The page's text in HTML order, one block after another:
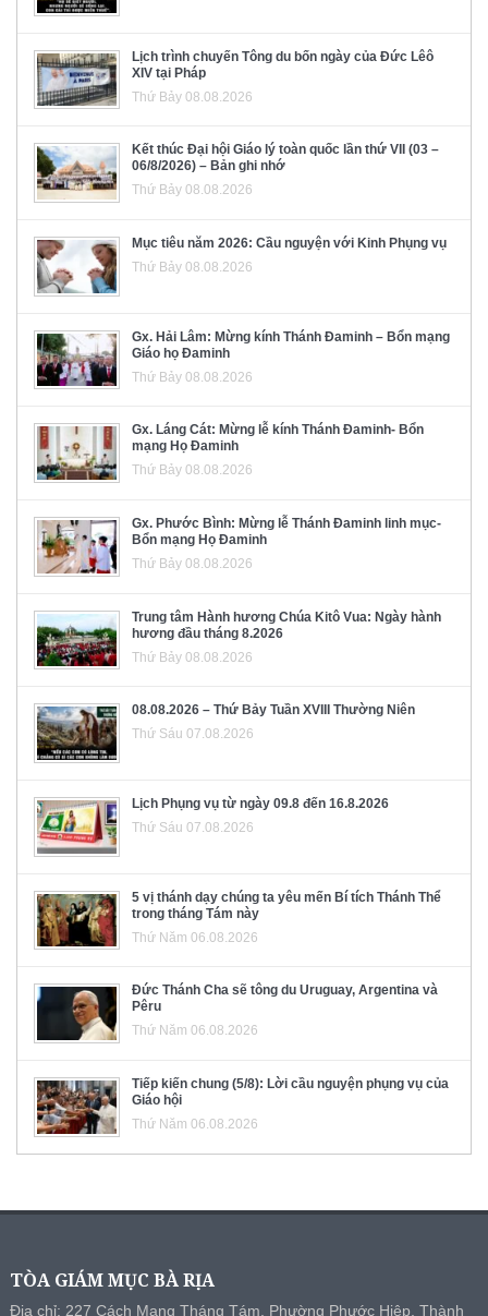
Lịch trình chuyến Tông du bốn ngày của Đức Lêô
XIV tại Pháp
Thứ Bảy 08.08.2026
Kết thúc Đại hội Giáo lý toàn quốc lần thứ VII (03 –
06/8/2026) – Bản ghi nhớ
Thứ Bảy 08.08.2026
Mục tiêu năm 2026: Cầu nguyện với Kinh Phụng vụ
Thứ Bảy 08.08.2026
Gx. Hải Lâm: Mừng kính Thánh Đaminh – Bổn mạng
Giáo họ Đaminh
Thứ Bảy 08.08.2026
Gx. Láng Cát: Mừng lễ kính Thánh Đaminh- Bổn
mạng Họ Đaminh
Thứ Bảy 08.08.2026
Gx. Phước Bình: Mừng lễ Thánh Đaminh linh mục-
Bổn mạng Họ Đaminh
Thứ Bảy 08.08.2026
Trung tâm Hành hương Chúa Kitô Vua: Ngày hành
hương đầu tháng 8.2026
Thứ Bảy 08.08.2026
08.08.2026 – Thứ Bảy Tuần XVIII Thường Niên
Thứ Sáu 07.08.2026
Lịch Phụng vụ từ ngày 09.8 đến 16.8.2026
Thứ Sáu 07.08.2026
5 vị thánh dạy chúng ta yêu mến Bí tích Thánh Thể
trong tháng Tám này
Thứ Năm 06.08.2026
Đức Thánh Cha sẽ tông du Uruguay, Argentina và
Pêru
Thứ Năm 06.08.2026
Tiếp kiến chung (5/8): Lời cầu nguyện phụng vụ của
Giáo hội
Thứ Năm 06.08.2026
TÒA GIÁM MỤC BÀ RỊA
Địa chỉ: 227 Cách Mạng Tháng Tám, Phường Phước Hiệp, Thành